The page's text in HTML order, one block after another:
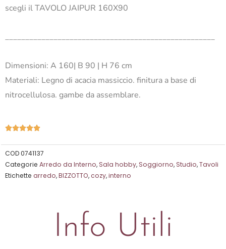
scegli il TAVOLO JAIPUR 160X90
____________________________________________________
Dimensioni: A 160| B 90 | H 76 cm
Materiali: Legno di acacia massiccio. finitura a base di
nitrocellulosa. gambe da assemblare.
Valutazione
su
5
COD0741137
Categorie Arredo da Interno,Sala hobby,Soggiorno,Studio,Tavoli
Etichette arredo,BIZZOTTO,cozy,interno
Info Utili